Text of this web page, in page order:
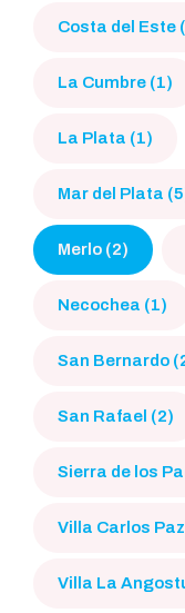
Costa del Este
La Cumbre (1)
La Plata (1)
Mar del Plata
Merlo (2)
Necochea (1)
San Bernardo
San Rafael (2)
Sierra de los
Villa Carlos
Villa La